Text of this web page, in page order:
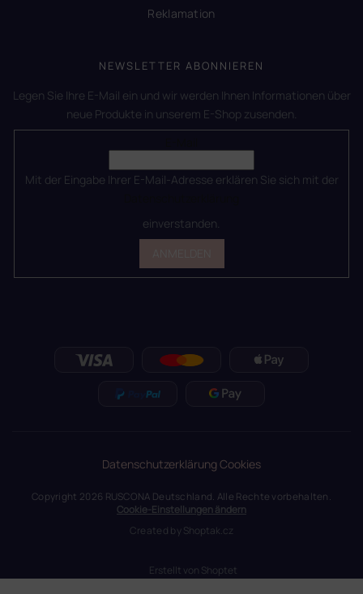
Reklamation
NEWSLETTER ABONNIEREN
Legen Sie Ihre E-Mail ein und wir werden Ihnen Informationen über
neue Produkte in unserem E-Shop zusenden.
Mit der Eingabe Ihrer E-Mail-Adresse erklären Sie sich mit der
einverstanden.
DatenschutzerklärungCookies
Erstellt von Shoptet
Copyright 2026 RUSCONA Deutschland. Alle Rechte vorbehalten.
Cookie-Einstellungen ändern
Created byShoptak.cz